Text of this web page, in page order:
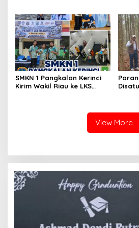
SMKN 1 Pangkalan Kerinci
Kirim Wakil Riau ke LKS
View More